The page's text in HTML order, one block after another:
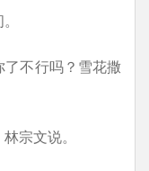
不行吗？雪花撒
宗文说。